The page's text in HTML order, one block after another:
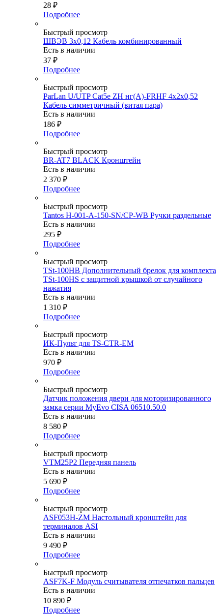
28 ₽
Подробнее
Быстрый просмотр
ШВЭВ 3х0,12 Кабель комбинированный
Есть в наличии
37 ₽
Подробнее
Быстрый просмотр
ParLan U/UTP Cat5e ZH нг(А)-FRHF 4х2x0,52
Кабель симметричный (витая пара)
Есть в наличии
186 ₽
Подробнее
Быстрый просмотр
BR-AT7 BLACK Кронштейн
Есть в наличии
2 370 ₽
Подробнее
Быстрый просмотр
Tantos H-001-A-150-SN/CP-WB Ручки раздельные
Есть в наличии
295 ₽
Подробнее
Быстрый просмотр
TSt-100HB Дополнительный брелок для комплекта
TSt-100HS с защитной крышкой от случайного
нажатия
Есть в наличии
1 310 ₽
Подробнее
Быстрый просмотр
ИК-Пульт для TS-CTR-EM
Есть в наличии
970 ₽
Подробнее
Быстрый просмотр
Датчик положения двери для моторизированного
замка серии MyEvo CISA 06510.50.0
Есть в наличии
8 580 ₽
Подробнее
Быстрый просмотр
VTM25P2 Передняя панель
Есть в наличии
5 690 ₽
Подробнее
Быстрый просмотр
ASF053H-ZM Настольный кронштейн для
терминалов ASI
Есть в наличии
9 490 ₽
Подробнее
Быстрый просмотр
ASF7K-F Модуль считывателя отпечатков пальцев
Есть в наличии
10 890 ₽
Подробнее